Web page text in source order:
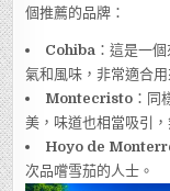
個推薦的品牌：
Cohiba ：這是一
氣和風味，非常適合用
Montecristo ：同
美，味道也相當吸引
Hoyo de
次品嚐雪茄的人士。